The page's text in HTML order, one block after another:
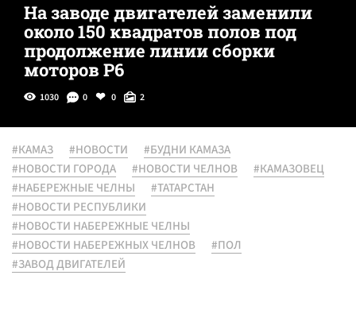
На заводе двигателей заменили
около 150 квадратов полов под
продолжение линии сборки
моторов Р6
1030 0 0 2
#КАМАЗ #НОВОСТИ
#БУДНИ КАМАЗА
#НОВОСТИ ГОРОДА
#НОВОСТИ ЧЕЛНОВ
#КАМАЗОВЕЦ
#НАБЕРЕЖНЫЕ ЧЕЛНЫ
#ТАТАРСТАН
#НОВОСТИ РЕСПУБЛИКИ
#НОВОСТИ НАБЕРЕЖНЫЕ ЧЕЛНЫ
#НОВОСТИ НАБЕРЕЖНЫХ ЧЕЛНОВ
#ПОЛ
#ЗАВОД ДВИГАТЕЛЕЙ